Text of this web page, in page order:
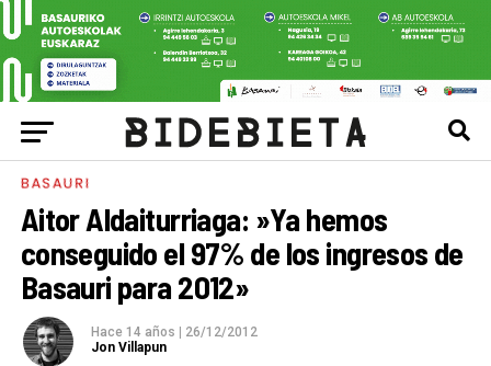
BASAURI
Aitor Aldaiturriaga: »Ya hemos
conseguido el 97% de los ingresos de
Basauri para 2012»
Hace 14 años
26/12/2012
Jon Villapun